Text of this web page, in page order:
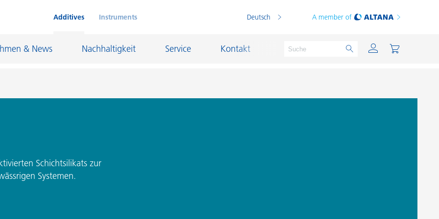
Additives Instruments Deutsch A member of
& News Nachhaltigkeit Service Kontakt
Feuerfestindustrie
und I&I
Schichtsilikats zur
Systemen.